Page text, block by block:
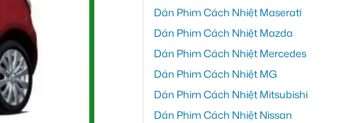
Dán Phim Cách Nhiệt Maserati
Dán Phim Cách Nhiệt Mazda
Dán Phim Cách Nhiệt Mercedes
Dán Phim Cách Nhiệt MG
Dán Phim Cách Nhiệt Mitsubishi
Dán Phim Cách Nhiệt Nissan